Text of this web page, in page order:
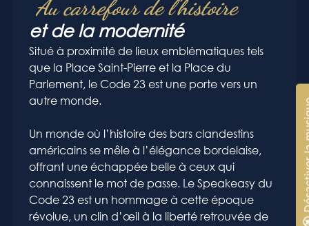
Au carrefour de l’histoire
et de la modernité
Situé à proximité de lieux emblématiques tels
que la Place Saint-Pierre et la Place du
Parlement, le Code 23 est une porte vers un
autre monde.
Un monde où l’histoire des bars clandestins
américains se mêle à l’élégance bordelaise,
offrant une échappée belle à ceux qui
connaissent le mot de passe. Le Speakeasy du
Code 23 est un hommage à cette époque
révolue, un clin d’œil à la liberté retrouvée de
🔇